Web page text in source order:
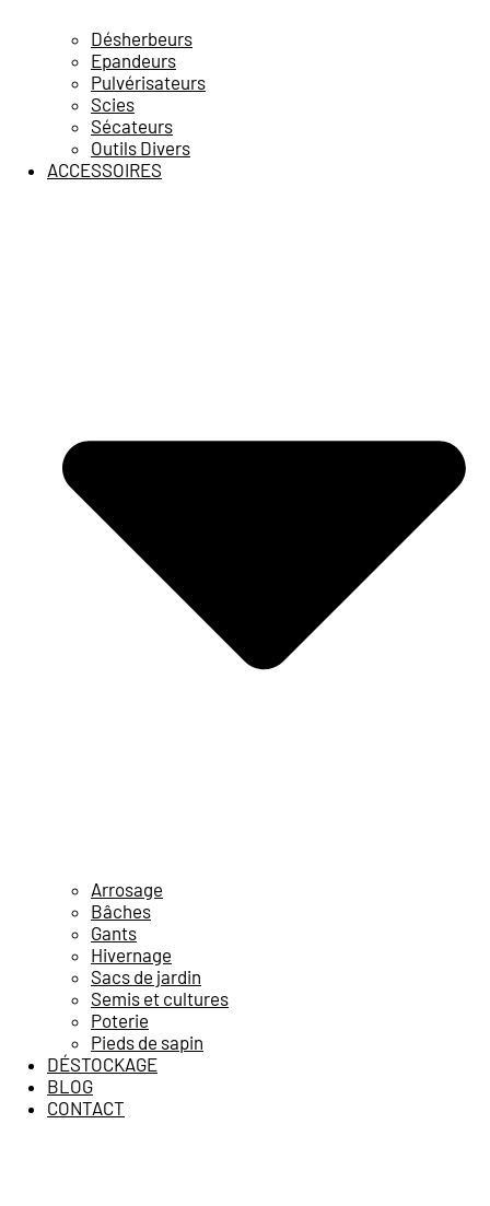
Désherbeurs
Epandeurs
Pulvérisateurs
Scies
Sécateurs
Outils Divers
ACCESSOIRES
Arrosage
Bâches
Gants
Hivernage
Sacs de jardin
Semis et cultures
Poterie
Pieds de sapin
DÉSTOCKAGE
BLOG
CONTACT